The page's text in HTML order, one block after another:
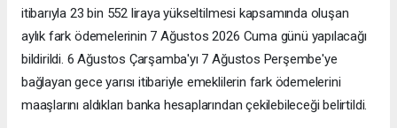
itibarıyla 23 bin 552 liraya yükseltilmesi kapsamında oluşan
aylık fark ödemelerinin 7 Ağustos 2026 Cuma günü yapılacağı
bildirildi. 6 Ağustos Çarşamba'yı 7 Ağustos Perşembe'ye
bağlayan gece yarısı itibariyle emeklilerin fark ödemelerini
maaşlarını aldıkları banka hesaplarından çekilebileceği belirtildi.